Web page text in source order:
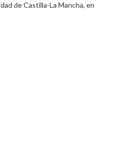
de Castilla-La Mancha, en